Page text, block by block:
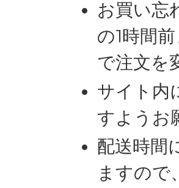
お買い忘
の1時間
で注文を
サイト内
すようお
配送時間
ますので